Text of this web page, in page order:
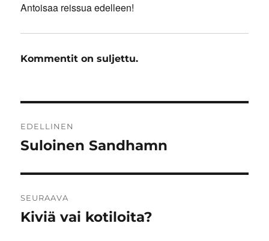
Antoisaa reissua edelleen!
Kommentit on suljettu.
selaus
EDELLINEN
Edellinen
Suloinen Sandhamn
SEURAAVA
Seuraava
Kiviä vai kotiloita?